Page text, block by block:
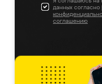
данных согласно
соглашению